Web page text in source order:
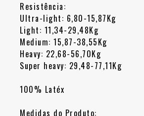
Resistência:
Ultra-light: 6,80-15,87Kg
Light: 11,34-29,48Kg
Medium: 15,87-38,55Kg
Heavy: 22,68-56,70Kg
Super heavy: 29,48-77,11Kg
100% Latéx
Medidas do Produto: